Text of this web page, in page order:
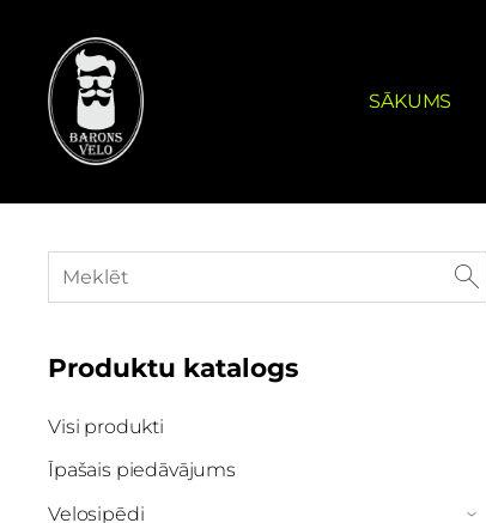
SĀKUMS
Produktu katalogs
Visi produkti
Īpašais piedāvājums
Velosipēdi
›